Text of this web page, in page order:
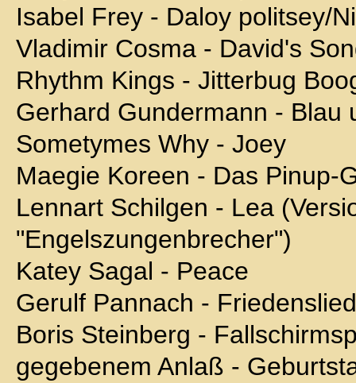
Isabel Frey - Daloy politsey/
Vladimir Cosma - David's
Rhythm Kings - Jitterbug
Gerhard Gundermann - Blau
Sometymes Why - Joey
Maegie Koreen - Das Pinup-
Lennart Schilgen - Lea
"Engelszungenbrecher")
Katey Sagal - Peace
Gerulf Pannach - Friedenslied
Boris Steinberg -
gegebenem Anlaß -